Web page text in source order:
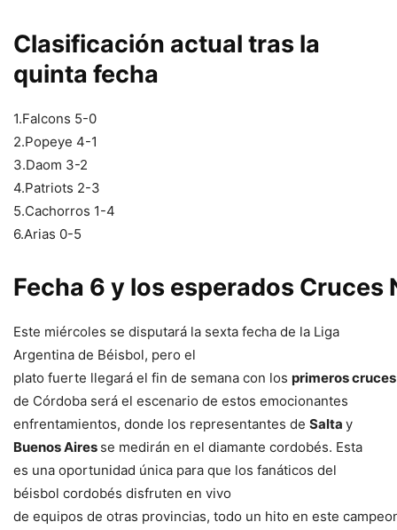
Clasificación actual tras la
quinta fecha
1.Falcons 5-0
2.Popeye 4-1
3.Daom 3-2
4.Patriots 2-3
5.Cachorros 1-4
6.Arias 0-5
Fecha 6 y los esperados Cruces
Este miércoles se disputará la sexta fecha de la Liga
Argentina de Béisbol, pero el
plato fuerte llegará el fin de semana con los primeros
de Córdoba será el escenario de estos emocionantes
enfrentamientos, donde los representantes de Salta y
Buenos Aires se medirán en el diamante cordobés. Esta
es una oportunidad única para que los fanáticos del
béisbol cordobés disfruten en vivo
de equipos de otras provincias, todo un hito en este